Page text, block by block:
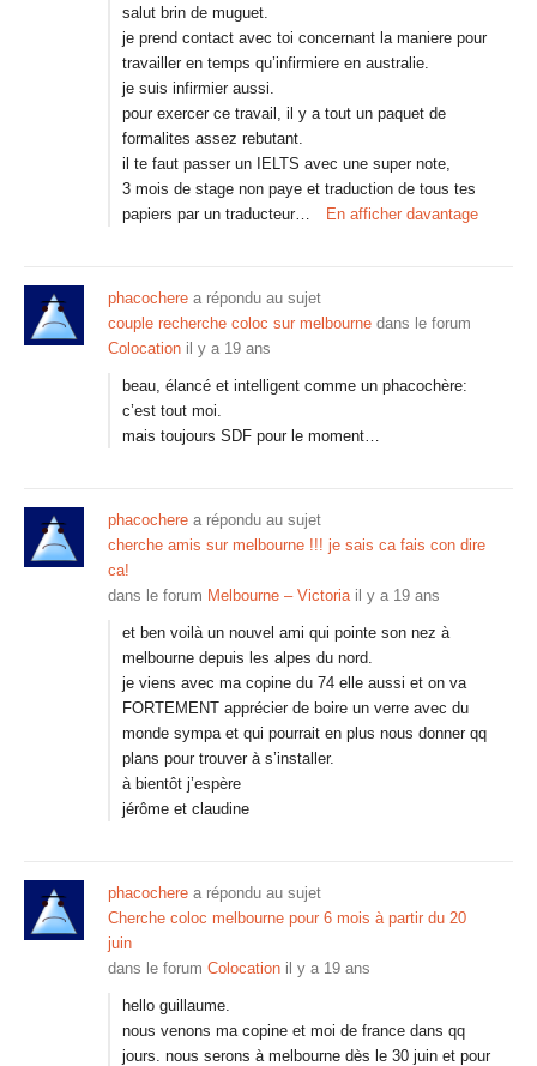
salut brin de muguet.
je prend contact avec toi concernant la maniere pour
travailler en temps qu’infirmiere en australie.
je suis infirmier aussi.
pour exercer ce travail, il y a tout un paquet de
formalites assez rebutant.
il te faut passer un IELTS avec une super note,
3 mois de stage non paye et traduction de tous tes
papiers par un traducteur…
En afficher davantage
phacochere a répondu au sujet
couple recherche coloc sur melbourne dans le forum
Colocation il y a 19 ans
beau, élancé et intelligent comme un phacochère:
c’est tout moi.
mais toujours SDF pour le moment…
phacochere a répondu au sujet
cherche amis sur melbourne !!! je sais ca fais con dire
ca!
dans le forum Melbourne – Victoria il y a 19 ans
et ben voilà un nouvel ami qui pointe son nez à
melbourne depuis les alpes du nord.
je viens avec ma copine du 74 elle aussi et on va
FORTEMENT apprécier de boire un verre avec du
monde sympa et qui pourrait en plus nous donner qq
plans pour trouver à s’installer.
à bientôt j’espère
jérôme et claudine
phacochere a répondu au sujet
Cherche coloc melbourne pour 6 mois à partir du 20
juin
dans le forum Colocation il y a 19 ans
hello guillaume.
nous venons ma copine et moi de france dans qq
jours. nous serons à melbourne dès le 30 juin et pour